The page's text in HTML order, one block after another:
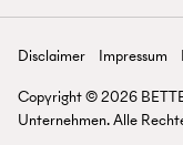
St. Gallen
Zürichsee
Disclaimer Impressum
Copyright ©2026
Unternehmen. Alle